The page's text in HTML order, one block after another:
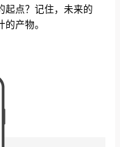
起点？记住，未来的
产物。